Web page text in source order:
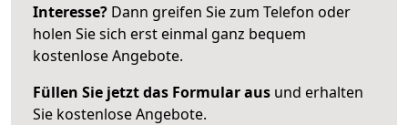
Interesse? Dann greifen Sie zum Telefon oder
holen Sie sich erst einmal ganz bequem
kostenlose Angebote.
Füllen Sie jetzt das Formular aus und erhalten
Sie kostenlose Angebote.